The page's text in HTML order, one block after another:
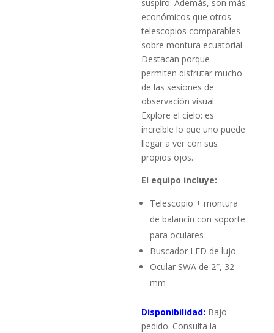
suspiro. Además, son más
económicos que otros
telescopios comparables
sobre montura ecuatorial.
Destacan porque
permiten disfrutar mucho
de las sesiones de
observación visual.
Explore el cielo: es
increíble lo que uno puede
llegar a ver con sus
propios ojos.
El equipo incluye:
Telescopio + montura
de balancín con soporte
para oculares
Buscador LED de lujo
Ocular SWA de 2″, 32
mm
Disponibilidad: Bajo
pedido. Consulta la